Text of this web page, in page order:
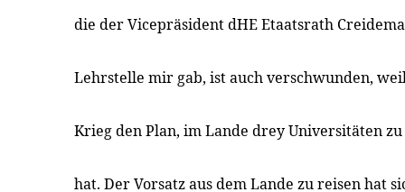
die der Vicepräsident dHE Etaatsrath
Lehrstelle mir gab, ist auch verschwunden,
Krieg den Plan, im Lande drey Universitäten
hat. Der Vorsatz aus dem Lande zu reisen hat